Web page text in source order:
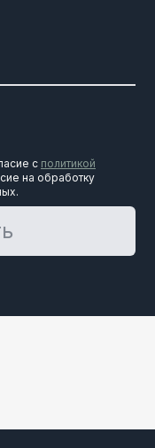
с политикой
на обработку